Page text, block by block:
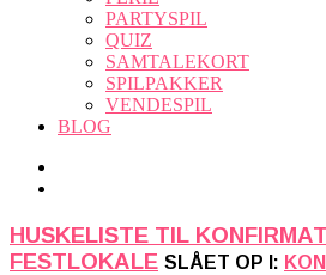
PARTYSPIL
QUIZ
SAMTALEKORT
SPILPAKKER
VENDESPIL
BLOG
HUSKELISTE TIL
FESTLOKALE SLÅET OP I: